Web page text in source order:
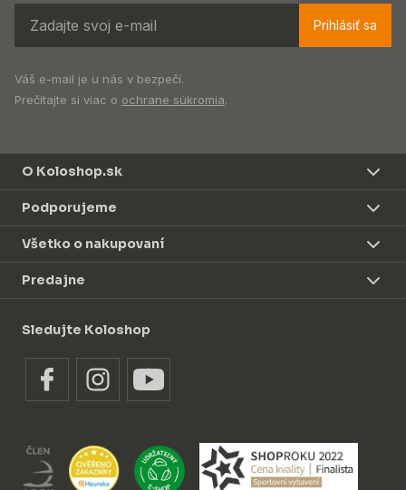
Prihlásiť sa
Váš e-mail je u nás v bezpečí.
Prečítajte si viac o ochrane súkromia.
O Koloshop.sk
Podporujeme
Všetko o nakupovaní
Predajne
Sledujte Koloshop